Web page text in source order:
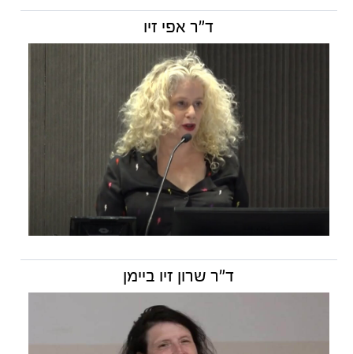
ד"ר אפי זיו
ד"ר שרון זיו ביימן